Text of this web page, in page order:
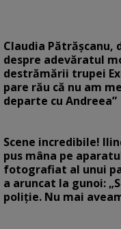
Claudia Pătrășcanu,
despre adevăratul
destrămării trupei
pare rău că nu am
departe cu Andreea”
Scene incredibile!
pus mâna pe
fotografiat al unui
a aruncat la gunoi:
poliție. Nu mai